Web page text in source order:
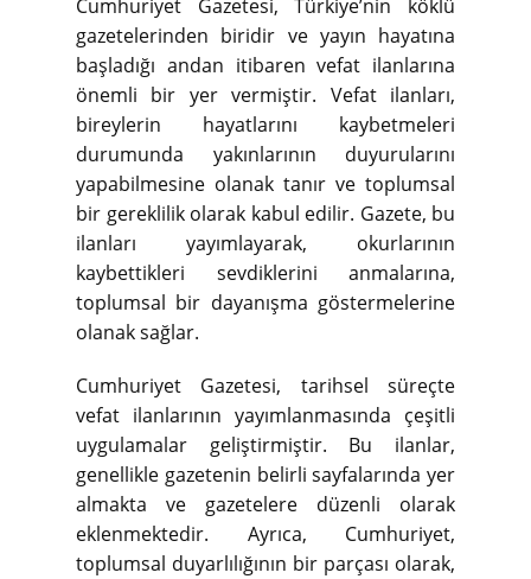
Cumhuriyet Gazetesi, Türkiye’nin köklü
gazetelerinden biridir ve yayın hayatına
başladığı andan itibaren vefat ilanlarına
önemli bir yer vermiştir. Vefat ilanları,
bireylerin hayatlarını kaybetmeleri
durumunda yakınlarının duyurularını
yapabilmesine olanak tanır ve toplumsal
bir gereklilik olarak kabul edilir. Gazete, bu
ilanları yayımlayarak, okurlarının
kaybettikleri sevdiklerini anmalarına,
toplumsal bir dayanışma göstermelerine
olanak sağlar.
Cumhuriyet Gazetesi, tarihsel süreçte
vefat ilanlarının yayımlanmasında çeşitli
uygulamalar geliştirmiştir. Bu ilanlar,
genellikle gazetenin belirli sayfalarında yer
almakta ve gazetelere düzenli olarak
eklenmektedir. Ayrıca, Cumhuriyet,
toplumsal duyarlılığının bir parçası olarak,